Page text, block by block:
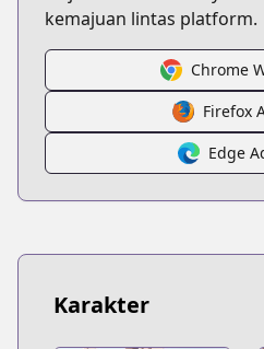
kemajuan lintas platform.
Chrome
Firefox
Edge
Karakter